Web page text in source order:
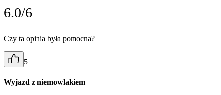
6.0/6
Czy ta opinia była pomocna?
5
Wyjazd z niemowlakiem